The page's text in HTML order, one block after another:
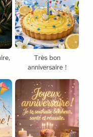
Très bon
anniversaire !